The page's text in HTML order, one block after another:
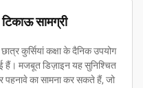
सामग्री
छात्र कुर्सियां कक्षा के दैनिक उपयोग
हैं। मजबूत डिज़ाइन यह सुनिश्चित
पहनावे का सामना कर सकते हैं, जो